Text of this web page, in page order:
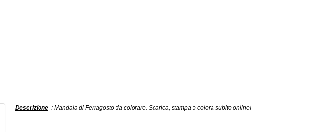
Descrizione : Mandala di Ferragosto da colorare. Scarica, stampa o colora subito online!